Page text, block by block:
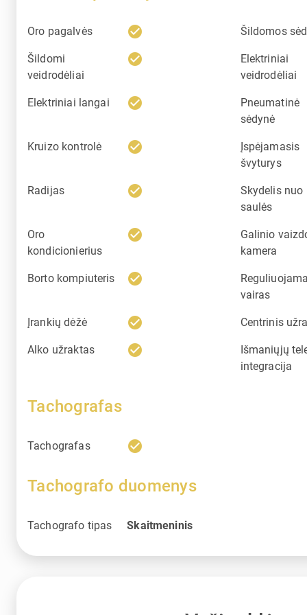
Oro pagalvės check_circle Šildomos
Šildomi
veidrodėliai
check_circle
Elektriniai
veidrodėliai
Elektriniai langai check_circle
Pneumatinė
sėdynė
Kruizo kontrolė check_circle
Įspėjamasis
švyturys
Radijas check_circle
Skydelis nuo
saulės
Oro
kondicionierius
check_circle
Galinio
kamera
Borto kompiuteris check_circle
vairas
Įrankių dėžė check_circle Centrinis
Alko užraktas check_circle
Išmaniųjų
integracija
Tachografas
Tachografas check_circle
Tachografo duomenys
Tachografo tipas Skaitmeninis